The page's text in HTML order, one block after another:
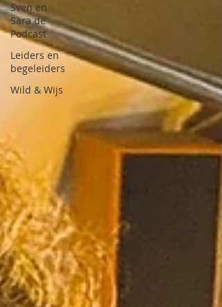
Sven en
Sara de
Podcast
Leiders en
begeleiders
Wild & Wijs